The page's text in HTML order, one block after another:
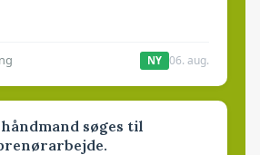
NY 06. aug.
søges til